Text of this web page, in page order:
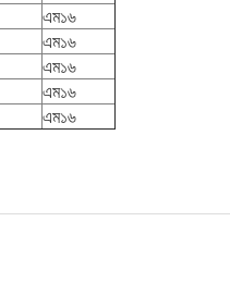
এম১৬
এম১৬
এম১৬
এম১৬
এম১৬